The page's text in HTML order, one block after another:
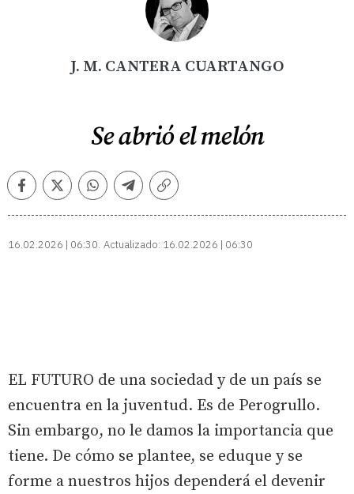
J. M. CANTERA CUARTANGO
Se abrió el melón
FacebookTwitterWhatsappTelegramCopiar
16.02.2026 | 06:30 Actualizado: 16.02.2026 | 06:30
EL FUTURO de una sociedad y de un país se
encuentra en la juventud. Es de Perogrullo.
Sin embargo, no le damos la importancia que
tiene. De cómo se plantee, se eduque y se
forme a nuestros hijos dependerá el devenir